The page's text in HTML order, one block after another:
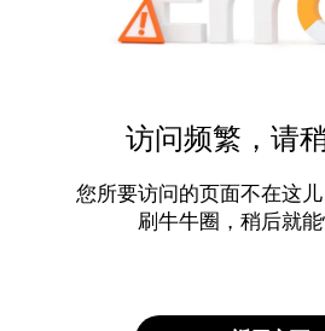
访问频繁，请
您所要访问的页面不在这
刷牛牛圈，稍后就